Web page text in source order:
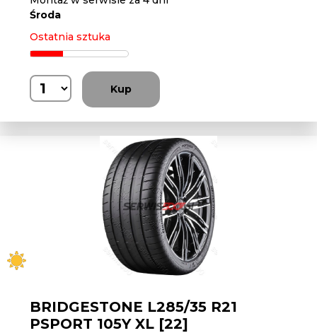
Środa
Ostatnia sztuka
Kup
BRIDGESTONE L285/35 R21
PSPORT 105Y XL [22]